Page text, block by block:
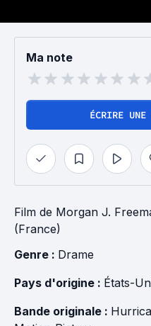
Ma note
ÉCRIRE
Film de Morgan J.
(France)
Genre : Drame
Pays d'origine : États-
Bande originale :